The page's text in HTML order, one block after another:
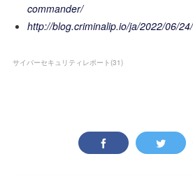
commander/
http://blog.criminalip.io/ja/2022/06/
サイバーセキュリティレポート (31)